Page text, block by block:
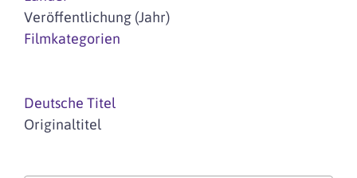
Veröffentlichung (Jahr)
Filmkategorien
Deutsche Titel
Originaltitel